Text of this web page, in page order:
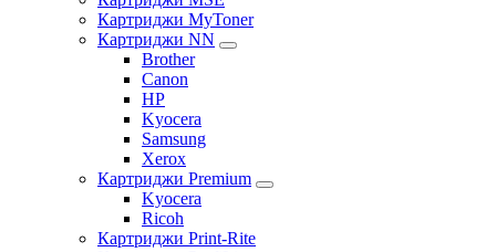
Картриджи MyToner
Картриджи NN
Brother
Canon
HP
Kyocera
Samsung
Xerox
Картриджи Premium
Kyocera
Ricoh
Картриджи Print-Rite